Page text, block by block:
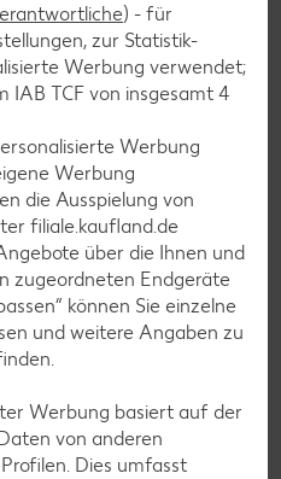
) - für
zur Statistik-
Werbung verwendet;
IAB TCF von insgesamt 4
Werbung
Werbung
die Ausspielung von
filiale.kaufland.de
über die Ihnen und
zugeordneten Endgeräte
können Sie einzelne
und weitere Angaben zu
Werbung basiert auf der
von anderen
Dies umfasst